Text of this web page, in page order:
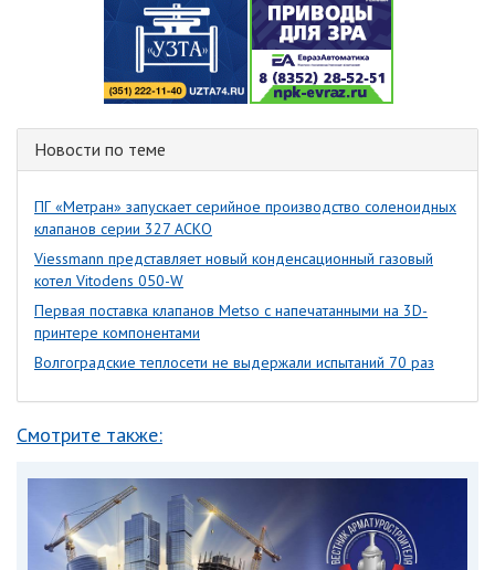
Новости по теме
ПГ «Метран» запускает серийное производство соленоидных
клапанов серии 327 АСКО
Viessmann представляет новый конденсационный газовый
котел Vitodens 050-W
Первая поставка клапанов Metso с напечатанными на 3D-
принтере компонентами
Волгоградские теплосети не выдержали испытаний 70 раз
Смотрите также: